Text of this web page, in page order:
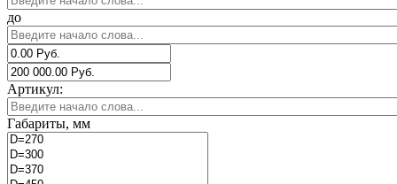
до
Артикул:
Габариты, мм